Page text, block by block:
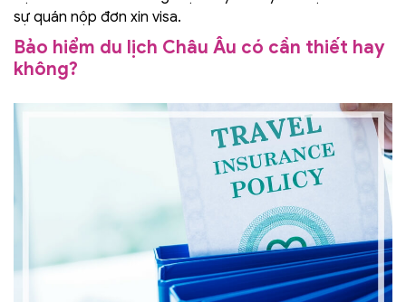
sự quán nộp đơn xin visa.
Bảo hiểm du lịch Châu Âu có cần thiết hay
không?